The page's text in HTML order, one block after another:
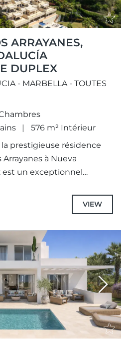
ARRAYANES,
DUPLEX
- MARBELLA - TOUTES
576 m² Intérieur
prestigieuse résidence
à Nueva
est un exceptionnel
Offrant environ...
VIEW
Next